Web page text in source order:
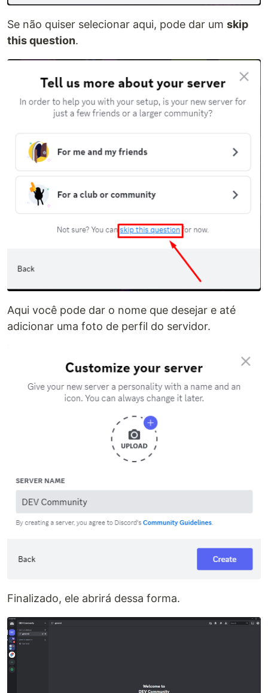
Se não quiser selecionar aqui, pode dar um skip
this question.
Aqui você pode dar o nome que desejar e até
adicionar uma foto de perfil do servidor.
Finalizado, ele abrirá dessa forma.